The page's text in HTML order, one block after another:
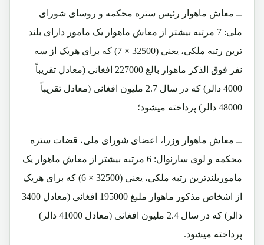
ــ معاش ماهوار رئیس ستره محکمه و روسای شورای
ملی: 7 مرتبه بیشتر از معاش ماهوار یک مامور دارای بلند
ترین رتبه ملکی، یعنی (32500 × 7) که برای هریک از سه
نفر فوق الذکر ماهوار بالغ 227000 افغانی (معادل تقریباً
4000 دالر) که در سال 2.7 ملیون افغانی (معادل تقریباً
48000 دالر) پرداخته میشود؛
ــ معاش ماهوار وزرا، اعضای شورای ملی، قضات ستره
محکمه و لوی سارنوال: 6 مرتبه بیشتر از معاش ماهوار یک
ماموربلندترین رتبه ملکی، یعنی (32500 × 6) که برای هریک
از اشخاص مذکور ماهوار ملبغ 195000 افغانی (معادل 3400
دالر) که در سال 2.4 ملیون افغانی (معادل 41000 دالر)
پرداخته میشود.